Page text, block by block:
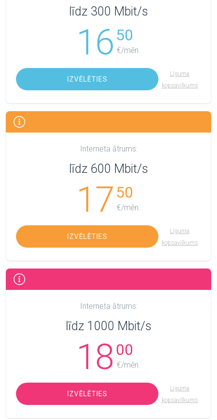
līdz 300 Mbit/s
16 50
€/mēn.
IZVĒLĒTIES
Līguma
kopsavilkums
Interneta ātrums:
līdz 600 Mbit/s
17 50
€/mēn.
IZVĒLĒTIES
Līguma
kopsavilkums
Interneta ātrums:
līdz 1000 Mbit/s
18 00
€/mēn.
IZVĒLĒTIES
Līguma
kopsavilkums